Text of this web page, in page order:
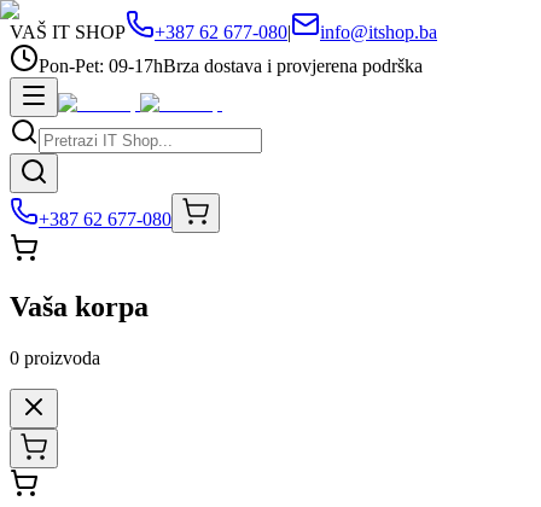
VAŠ IT SHOP +387 62 677-080|
info@itshop.ba
Pon-Pet: 09-17hBrza dostava i provjerena podrška
+387 62 677-080
Vaša korpa
0 proizvoda